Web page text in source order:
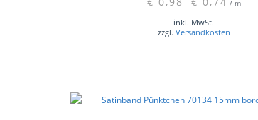
– / m
inkl. MwSt.
zzgl. Versandkosten
können